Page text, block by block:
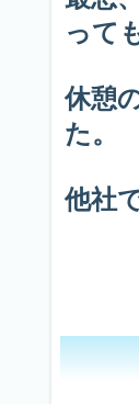
って
休憩
た。
他社